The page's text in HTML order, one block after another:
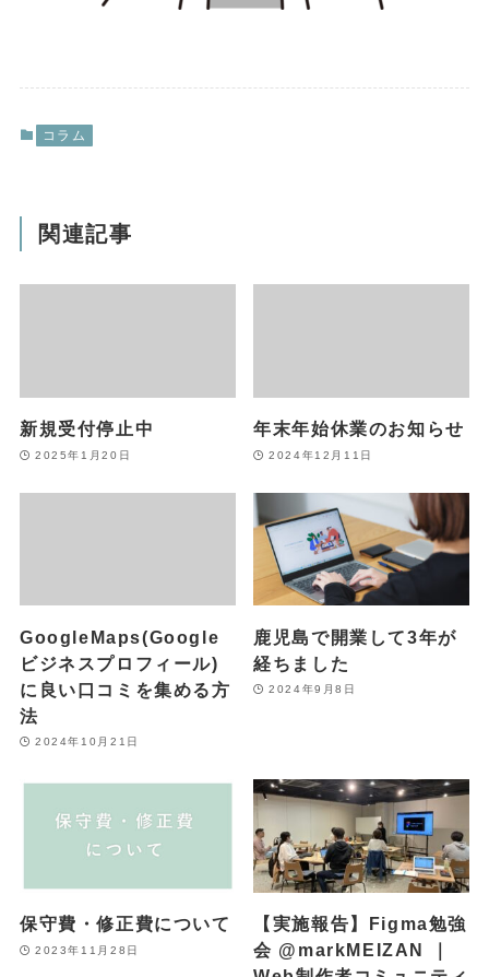
コラム
関連記事
新規受付停止中
2025年1月20日
年末年始休業のお知らせ
2024年12月11日
GoogleMaps(Google
ビジネスプロフィール)
に良い口コミを集める方
法
2024年10月21日
鹿児島で開業して3年が
経ちました
2024年9月8日
保守費・修正費について
2023年11月28日
【実施報告】Figma勉強
会 @markMEIZAN ｜